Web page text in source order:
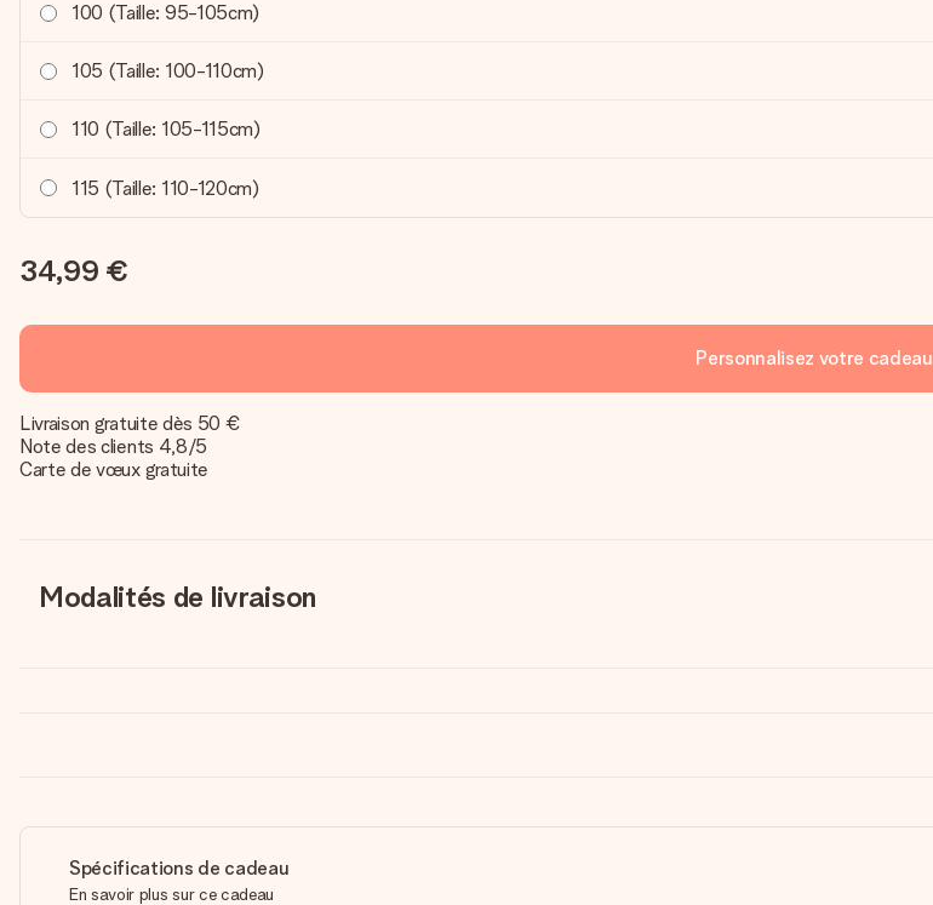
100 (Taille: 95-105cm)
105 (Taille: 100-110cm)
110 (Taille: 105-115cm)
115 (Taille: 110-120cm)
34,99 €
Personnalisez votre cadeau
Livraison gratuite dès 50 €
Note des clients 4,8/5
Carte de vœux gratuite
Modalités de livraison
Spécifications de cadeau
En savoir plus sur ce cadeau